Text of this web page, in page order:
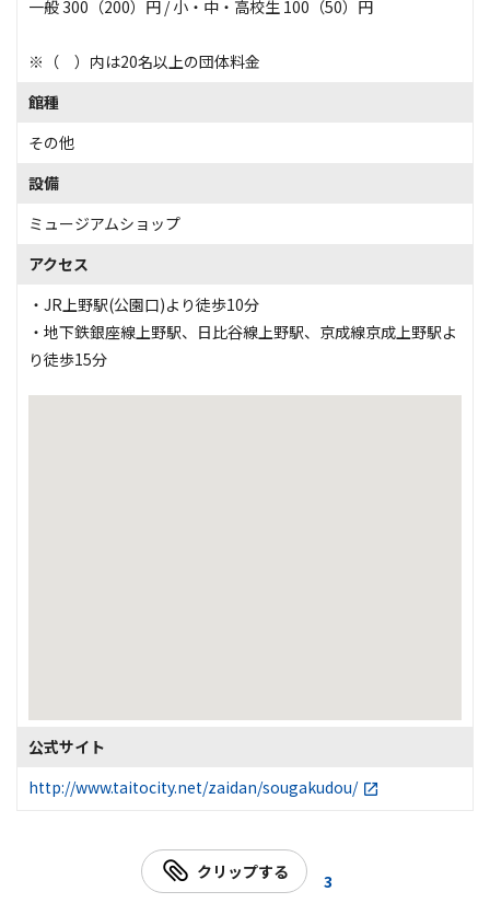
一般 300（200）円 / 小・中・高校生 100（50）円
※（ ）内は20名以上の団体料金
館種
その他
設備
ミュージアムショップ
アクセス
・JR上野駅(公園口)より徒歩10分
・地下鉄銀座線上野駅、日比谷線上野駅、京成線京成上野駅よ
り徒歩15分
公式サイト
http://www.taitocity.net/zaidan/sougakudou/
クリップする 3